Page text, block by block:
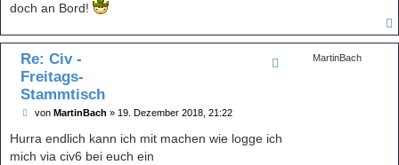
doch an Bord!
MartinBach
Re: Civ -
Freitags-
Stammtisch
B
i
r
von MartinBach » 19. Dezember 2018, 21:22
Hurra endlich kann ich mit machen wie logge ich
mich via civ6 bei euch ein